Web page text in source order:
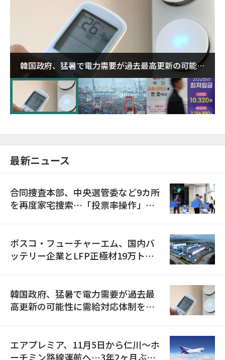
韓国政府、猛暑で電力需要が過去最高更新の可能性
に需給対応体制を点検
最新ニュース
合同捜査本部、中央選管委など9カ所
を再度家宅捜索…「投票率操作」の
ポスコ・フューチャーエム、国内バ
ッテリー企業とLFP正極材19万トン
韓国政府、猛暑で電力需要が過去最
高更新の可能性に需給対応体制を点
エアプレミア、11月5日から仁川〜ホ
ーチミン路線運航へ…3年2ヶ月ぶり